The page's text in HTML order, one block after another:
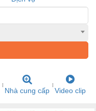
Nhà cung cấp Video clip